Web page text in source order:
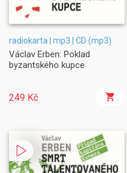
radiokarta | mp3 | CD (mp3)
Václav Erben: Poklad
byzantského kupce
249 Kč